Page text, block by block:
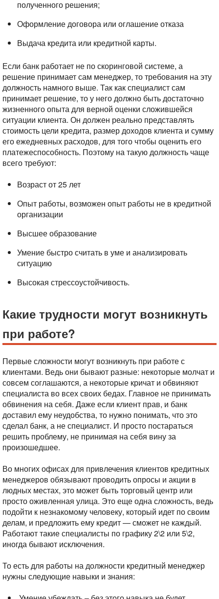
полученного решения;
Оформление договора или оглашение отказа
Выдача кредита или кредитной карты.
Если банк работает не по скоринговой системе, а
решение принимает сам менеджер, то требования на эту
должность намного выше. Так как специалист сам
принимает решение, то у него должно быть достаточно
жизненного опыта для верной оценки сложившейся
ситуации клиента. Он должен реально представлять
стоимость цели кредита, размер доходов клиента и сумму
его ежедневных расходов, для того чтобы оценить его
платежеспособность. Поэтому на такую должность чаще
всего требуют:
Возраст от 25 лет
Опыт работы, возможен опыт работы не в кредитной
организации
Высшее образование
Умение быстро считать в уме и анализировать
ситуацию
Высокая стрессоустойчивость.
Какие трудности могут возникнуть
при работе?
Первые сложности могут возникнуть при работе с
клиентами. Ведь они бывают разные: некоторые молчат и
совсем соглашаются, а некоторые кричат и обвиняют
специалиста во всех своих бедах. Главное не принимать
обвинения на себя. Даже если клиент прав, и банк
доставил ему неудобства, то нужно понимать, что это
сделал банк, а не специалист. И просто постараться
решить проблему, не принимая на себя вину за
произошедшее.
Во многих офисах для привлечения клиентов кредитных
менеджеров обязывают проводить опросы и акции в
людных местах, это может быть торговый центр или
просто оживленная улица. Это еще одна сложность, ведь
подойти к незнакомому человеку, который идет по своим
делам, и предложить ему кредит — сможет не каждый.
Работают такие специалисты по графику 2\2 или 5\2,
иногда бывают исключения.
То есть для работы на должности кредитный менеджер
нужны следующие навыки и знания: